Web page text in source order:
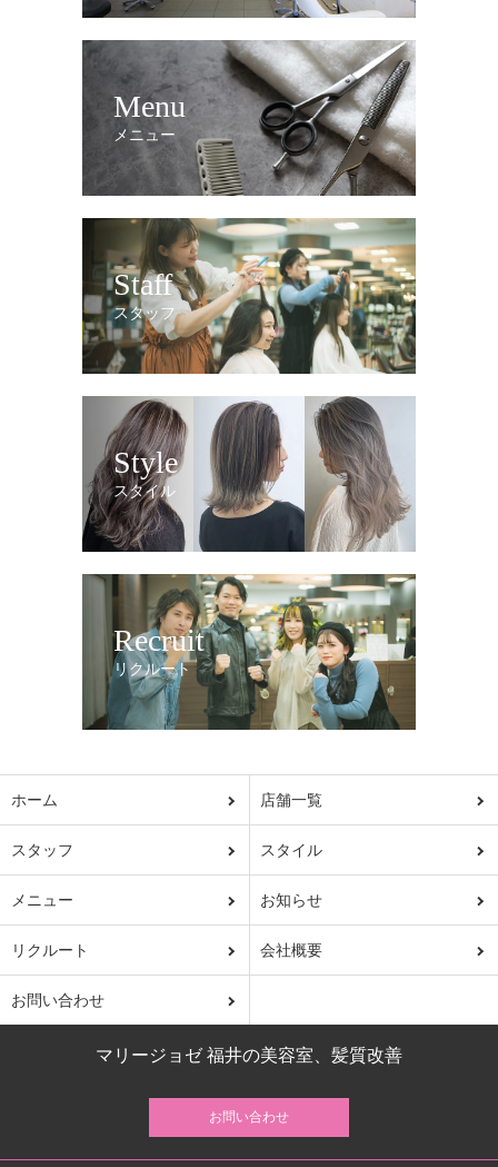
Menu
メニュー
Staff
スタッフ
Style
スタイル
Recruit
リクルート
ホーム 店舗一覧
スタッフ スタイル
メニュー お知らせ
リクルート 会社概要
お問い合わせ
マリージョゼ 福井の美容室、髪質改善
お問い合わせ